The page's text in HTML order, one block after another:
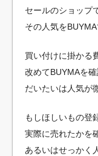
セールのショップ
その人気を
買い付けに掛かる
改めてBUYMAを
だいたいは人気が
もしほしいもの登
実際に売れたかを
あるいはせっかく